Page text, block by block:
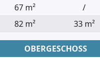
67 m² /
82 m² 33 m²
OBERGESCHOSS